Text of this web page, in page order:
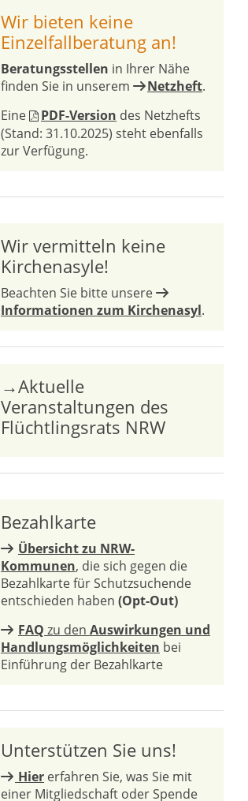
Wir bieten keine
Einzelfallberatung an!
Beratungsstellen in Ihrer Nähe
finden Sie in unserem
Netzheft.
Eine
PDF-Version des Netzhefts
(Stand: 31.10.2025) steht ebenfalls
zur Verfügung.
Wir vermitteln keine
Kirchenasyle!
Beachten Sie bitte unsere
Informationen zum Kirchenasyl.
→Aktuelle
Veranstaltungen des
Flüchtlingsrats NRW
Bezahlkarte
Übersicht zu NRW-
Kommunen, die sich gegen die
Bezahlkarte für Schutzsuchende
entschieden haben (Opt-Out)
FAQ zu den Auswirkungen und
Handlungsmöglichkeiten bei
Einführung der Bezahlkarte
Unterstützen Sie uns!
Hier erfahren Sie, was Sie mit
einer Mitgliedschaft oder Spende